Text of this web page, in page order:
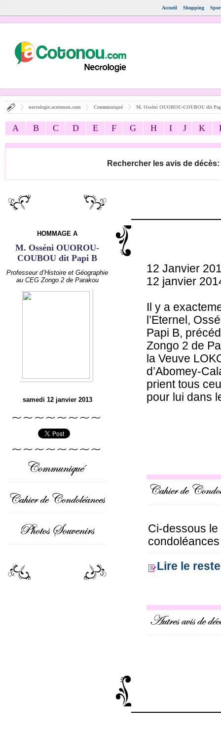
Accueil Shopping
necrologie.acotonou.com Communiqué M. Osséni OUOROU-COUBOU dit
A B C D E F G H I J K
Rechercher les avis de décès:
HOMMAGE A
M. Osséni OUOROU-
COUBOU dit Papi B
Professeur d’Histoire et Géographie
au CEG Zongo 2 de Parakou
samedi 12 janvier 2013
12 Janvier
12 janvier
Il y a
l’Eternel,
Papi B,
Zongo 2 de
la Veuve
d’Abomey-
prient tous
pour lui dans
Ci-dessous
Lire le